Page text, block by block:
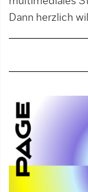
Dann herzlich